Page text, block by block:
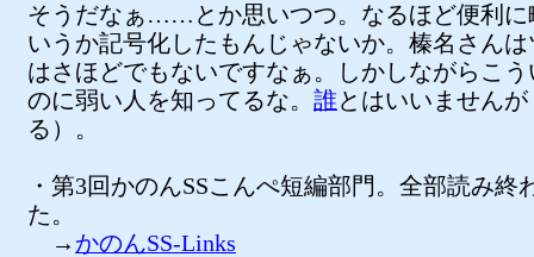
そうだなぁ……とか思いつつ。なるほど便利に
いうか記号化したもんじゃないか。榛名さん
はさほどでもないですなぁ。しかしながらこ
のに弱い人を知ってるな。 誰とはいいません
る）。
・第3回かのんSSこんぺ短編部門。全部読み終
た。
→ かのんSS-Links